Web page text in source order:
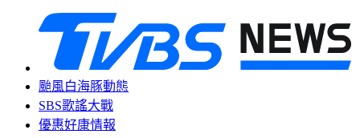
颱風白海豚動態
SBS歌謠大戰
優惠好康情報